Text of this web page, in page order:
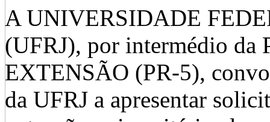
A UNIVERSIDADE
(UFRJ), por intermédio da
EXTENSÃO (PR-5),
da UFRJ a apresentar